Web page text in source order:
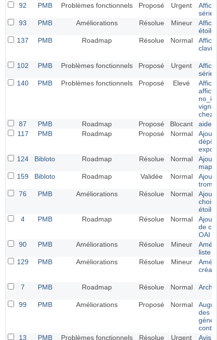
92
PMB Problèmes fonctionnels Proposé Urgent
93
PMB Améliorations Résolue Mineur
137
PMB Roadmap Résolue Normal
102 PMB Problèmes fonctionnels Proposé Urgent
140
PMB Problèmes fonctionnels Proposé Elevé
chez
87
PMB Roadmap Proposé Blocant
aide
117
PMB Roadmap Proposé Normal
Ajout
124
Bibloto Roadmap Résolue Normal
Ajout
159
Bibloto Roadmap Validée Normal
Ajout
76
PMB Améliorations Résolue Normal
Ajout
4
PMB Roadmap Résolue Normal
de
OAI
90
PMB Améliorations Résolue Mineur
liste
129
PMB Améliorations Résolue Mineur
7 PMB Roadmap Résolue Normal
99 PMB Améliorations Proposé Normal
des
13
PMB Problèmes fonctionnels Résolue Urgent